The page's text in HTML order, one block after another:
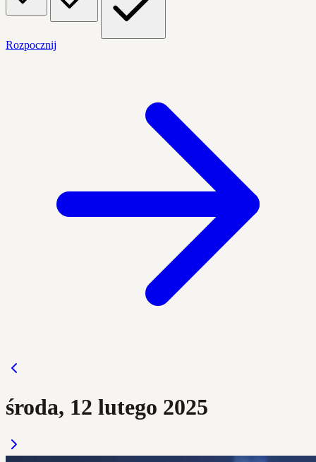
Rozpocznij
środa, 12 lutego 2025